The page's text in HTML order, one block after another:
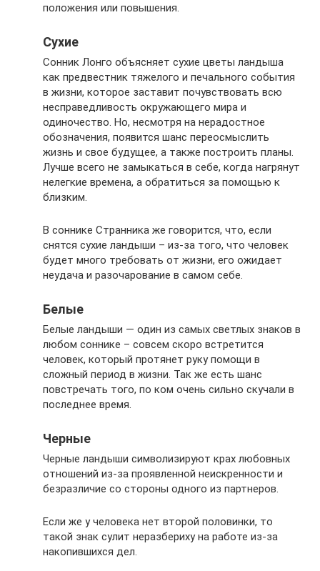
положения или повышения.
Сухие
Сонник Лонго объясняет сухие цветы ландыша
как предвестник тяжелого и печального события
в жизни, которое заставит почувствовать всю
несправедливость окружающего мира и
одиночество. Но, несмотря на нерадостное
обозначения, появится шанс переосмыслить
жизнь и свое будущее, а также построить планы.
Лучше всего не замыкаться в себе, когда нагрянут
нелегкие времена, а обратиться за помощью к
близким.
В соннике Странника же говорится, что, если
снятся сухие ландыши – из-за того, что человек
будет много требовать от жизни, его ожидает
неудача и разочарование в самом себе.
Белые
Белые ландыши — один из самых светлых знаков в
любом соннике – совсем скоро встретится
человек, который протянет руку помощи в
сложный период в жизни. Так же есть шанс
повстречать того, по ком очень сильно скучали в
последнее время.
Черные
Черные ландыши символизируют крах любовных
отношений из-за проявленной неискренности и
безразличие со стороны одного из партнеров.
Если же у человека нет второй половинки, то
такой знак сулит неразбериху на работе из-за
накопившихся дел.